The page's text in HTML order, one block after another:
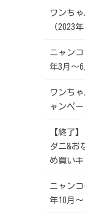
ワンち
（2023
ニャン
年3月～6
ワンち
ャンペー
【終了
ダニ&お
め買いキ
ニャン
年10月～